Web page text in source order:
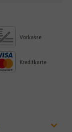
Vorkasse
Kreditkarte